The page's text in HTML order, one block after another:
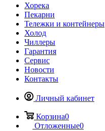
Хорека
Пекарни
Тележки и контейнеры
Холод
Чиллеры
Гарантия
Сервис
Новости
Контакты
Личный кабинет
Корзина0
Отложенные0